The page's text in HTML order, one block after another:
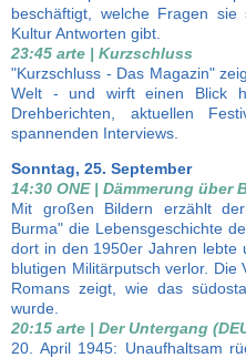
beschäftigt, welche Fragen
Kultur Antworten gibt.
23:45 arte | Kurzschluss
"Kurzschluss - Das Magazin"
Welt - und wirft einen Blick
Drehberichten, aktuellen
spannenden Interviews.
Sonntag, 25. September
14:30 ONE | Dämmerung über
Mit großen Bildern erzählt
Burma" die Lebensgeschichte
dort in den 1950er Jahren lebte
blutigen Militärputsch verlor. Die
Romans zeigt, wie das
wurde.
20:15 arte | Der Untergang
20. April 1945: Unaufhaltsam